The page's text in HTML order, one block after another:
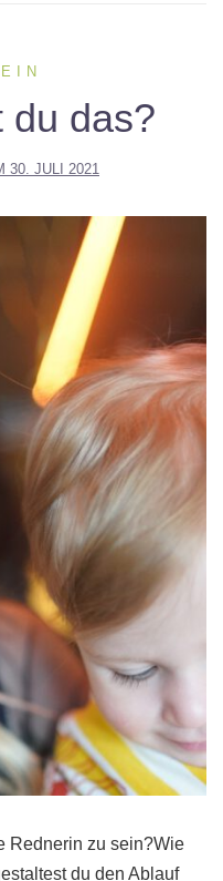
du das?
30. JULI 2021
Rednerin zu sein?Wie
du den Ablauf